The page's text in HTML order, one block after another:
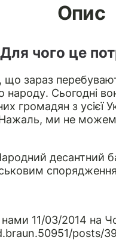
Опис
Для чого це
що зараз
народу. Сьогодні
громадян з усієї
ми не
десантний
11/03/2014 на
posts/